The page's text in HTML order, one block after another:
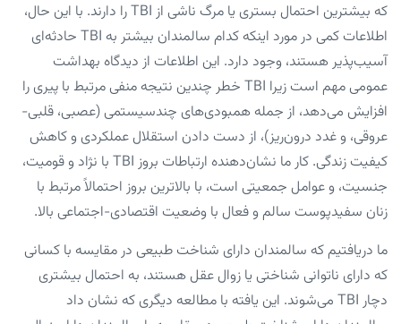
که بیشترین احتمال بستری یا مرگ ناشی از TBI را دارند. با این حال،
اطلاعات کمی در مورد اینکه کدام سالمندان بیشتر به TBI حادثه‌ای
آسیب‌پذیر هستند، وجود دارد. این اطلاعات از دیدگاه بهداشت
عمومی مهم است زیرا TBI خطر چندین نتیجه منفی مرتبط با پیری را
افزایش می‌دهد، از جمله همبودی‌های چندسیستمی (عصبی، قلبی-
عروقی، و غدد درون‌ریز)، از دست دادن استقلال عملکردی و کاهش
کیفیت زندگی. کار ما نشان‌دهنده ارتباطات بروز TBI با نژاد و قومیت،
جنسیت، و عوامل جمعیتی است، با بالاترین بروز احتمالاً مرتبط با
زنان سفیدپوست سالم و فعال با وضعیت اقتصادی-اجتماعی بالا.
ما دریافتیم که سالمندان دارای شناخت طبیعی در مقایسه با کسانی
که دارای ناتوانی شناختی یا زوال عقل هستند، به احتمال بیشتری
دچار TBI می‌شوند. این یافته با مطالعه دیگری که نشان داد